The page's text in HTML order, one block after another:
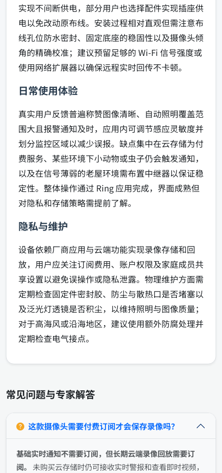
实现不间断供电，部分用户也选择配件实现插座供
电以免改动原布线。安装过程相对直观但需注意布
线孔位防水密封、固定底座的稳固性以及摄像头倾
角的精确校准；建议预留足够的 Wi‑Fi 信号强度或
使用网络扩展器以确保远程实时回传不卡顿。
日常使用体验
真实用户反馈普遍称赞图像清晰、自动照明覆盖范
围大且报警通知及时，应用内可调节感应灵敏度并
划分监控区域以减少误报。缺点集中在云存储为付
费服务、某些环境下小动物或虫子仍会触发通知，
以及在信号薄弱的老屋环境需布置中继器以保证稳
定性。整体操作通过 Ring 应用完成，界面成熟但
对隐私和存储策略需提前了解。
隐私与维护
设备依赖厂商应用与云端功能实现录像存储和回
放，用户应关注订阅费用、账户权限及家庭成员共
享设置以避免误操作或隐私泄露。物理维护方面需
定期检查固定件密封胶、防尘与散热口是否堵塞以
及泛光灯透镜是否积尘，以维持照明与图像质量；
对于高海风或沿海地区，建议使用额外防腐处理并
定期检查电气接点。
常见问题与专家解答
这款摄像头需要付费订阅才会保存录像吗？
基础实时通知不需要订阅，但长期云端录像回放需要订
阅。 未购买云存储时仍可接收实时警报和查看即时视频，